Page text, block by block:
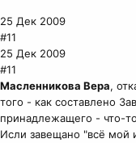
25 Дек 2009
#11
25 Дек 2009
#11
Масленникова Вера,
того - как составлено
принадлежащего - что-
Исли завещано "всё